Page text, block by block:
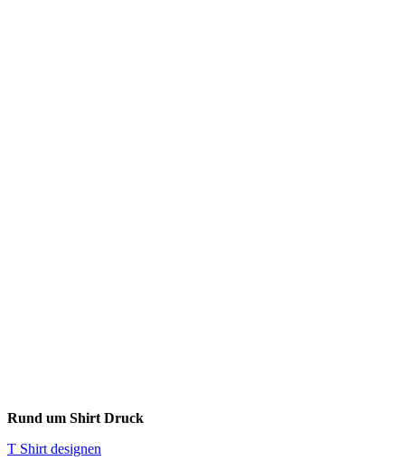
Rund um Shirt Druck
T Shirt designen